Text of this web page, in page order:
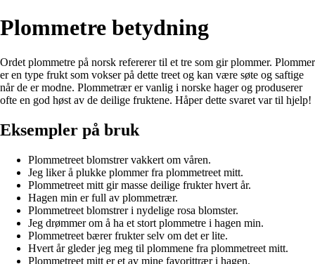
Plommetre betydning
Ordet plommetre på norsk refererer til et tre som gir plommer. Plommer
er en type frukt som vokser på dette treet og kan være søte og saftige
når de er modne. Plommetrær er vanlig i norske hager og produserer
ofte en god høst av de deilige fruktene. Håper dette svaret var til hjelp!
Eksempler på bruk
Plommetreet blomstrer vakkert om våren.
Jeg liker å plukke plommer fra plommetreet mitt.
Plommetreet mitt gir masse deilige frukter hvert år.
Hagen min er full av plommetrær.
Plommetreet blomstrer i nydelige rosa blomster.
Jeg drømmer om å ha et stort plommetre i hagen min.
Plommetreet bærer frukter selv om det er lite.
Hvert år gleder jeg meg til plommene fra plommetreet mitt.
Plommetreet mitt er et av mine favorittrær i hagen.